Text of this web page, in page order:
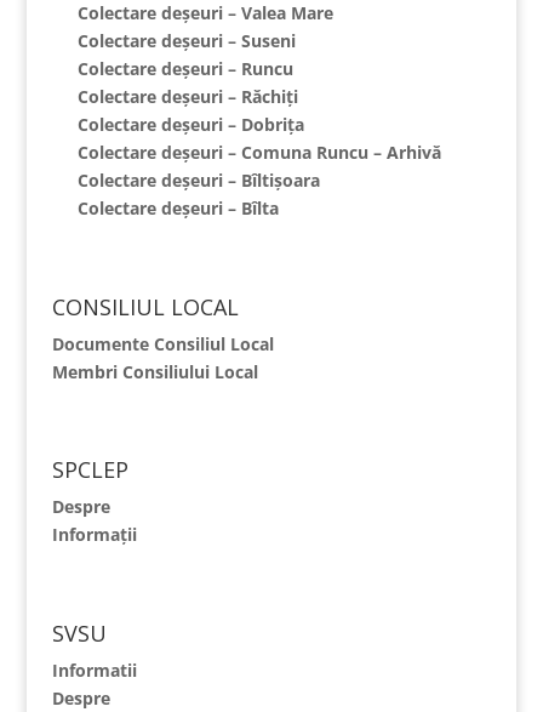
Colectare deșeuri – Valea Mare
Colectare deșeuri – Suseni
Colectare deșeuri – Runcu
Colectare deșeuri – Răchiți
Colectare deșeuri – Dobrița
Colectare deșeuri – Comuna Runcu – Arhivă
Colectare deșeuri – Bîltișoara
Colectare deșeuri – Bîlta
CONSILIUL LOCAL
Documente Consiliul Local
Membri Consiliului Local
SPCLEP
Despre
Informații
SVSU
Informatii
Despre